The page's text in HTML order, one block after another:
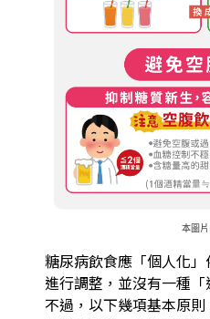
本圖
糖尿病飲食應「個人化
進行調整，並沒有一種
不過，以下幾項基本原